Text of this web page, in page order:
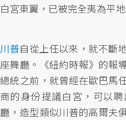
白宮東翼，已被完全夷為平地
川普自從上任以來，就不斷
座舞廳。《紐約時報》的報
總統之前，就曾經在歐巴馬
商的身份提議白宮，可以
廳，造型類似川普的高爾夫